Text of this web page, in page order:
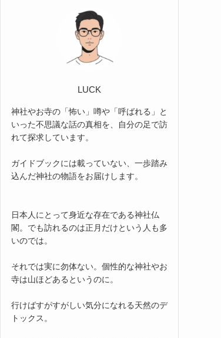
LUCK
神社やお寺の「怖い」噂や「呼ばれる」と
いった不思議な話の真相を、自分の足で訪
れて探求しています。
ガイドブックには載っていない、一歩踏み
込んだ神社の物語をお届けします。
日本人にとって身近な存在である神社仏
閣。でも訪れるのは正月だけという人も多
いのでは。
それでは実に勿体ない。個性的な神社やお
寺は山ほどあるというのに。
行けばすがすがしい気分になれる天然のデ
トックス。